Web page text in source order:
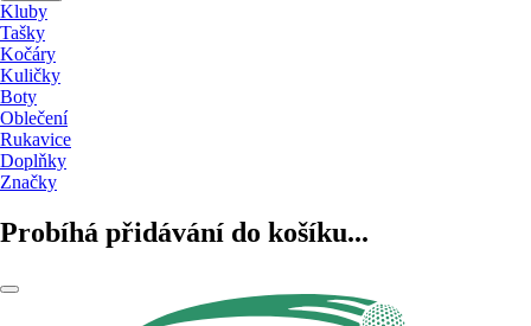
Kluby
Tašky
Kočáry
Kuličky
Boty
Oblečení
Rukavice
Doplňky
Značky
Probíhá přidávání do košíku...